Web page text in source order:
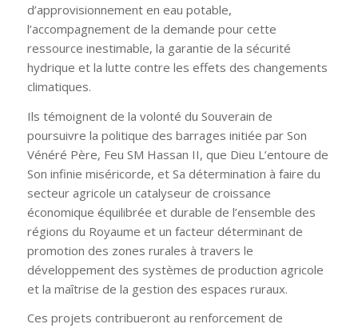
d’approvisionnement en eau potable,
l’accompagnement de la demande pour cette
ressource inestimable, la garantie de la sécurité
hydrique et la lutte contre les effets des changements
climatiques.
Ils témoignent de la volonté du Souverain de
poursuivre la politique des barrages initiée par Son
Vénéré Père, Feu SM Hassan II, que Dieu L’entoure de
Son infinie miséricorde, et Sa détermination à faire du
secteur agricole un catalyseur de croissance
économique équilibrée et durable de l’ensemble des
régions du Royaume et un facteur déterminant de
promotion des zones rurales à travers le
développement des systèmes de production agricole
et la maîtrise de la gestion des espaces ruraux.
Ces projets contribueront au renforcement de